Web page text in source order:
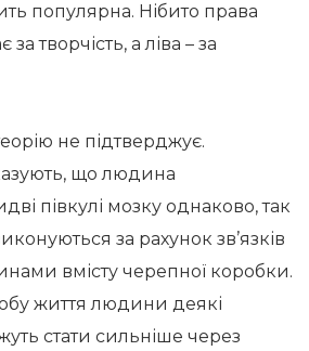
популярна. Нібито права
за творчість, а ліва – за
не підтверджує.
що людина
півкулі мозку однаково, так
за рахунок зв’язків
вмісту черепної коробки.
життя людини деякі
стати сильніше через